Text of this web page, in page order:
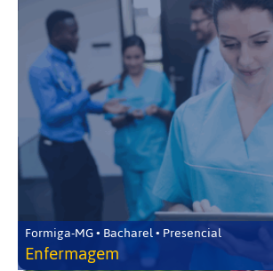
Formiga-MG • Bacharel • Presencial
Enfermagem